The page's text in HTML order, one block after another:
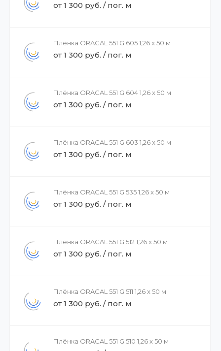
от 1 300 руб. / пог. м
Плёнка ORACAL 551 G 605 1,26 x 50 м
от 1 300 руб. / пог. м
Плёнка ORACAL 551 G 604 1,26 x 50 м
от 1 300 руб. / пог. м
Плёнка ORACAL 551 G 603 1,26 x 50 м
от 1 300 руб. / пог. м
Плёнка ORACAL 551 G 535 1,26 x 50 м
от 1 300 руб. / пог. м
Плёнка ORACAL 551 G 512 1,26 x 50 м
от 1 300 руб. / пог. м
Плёнка ORACAL 551 G 511 1,26 x 50 м
от 1 300 руб. / пог. м
Плёнка ORACAL 551 G 510 1,26 x 50 м